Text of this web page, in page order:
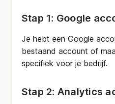
Stap 1: Google
Je hebt een Google
bestaand account of
specifiek voor je bedrijf.
Stap 2: Analytics